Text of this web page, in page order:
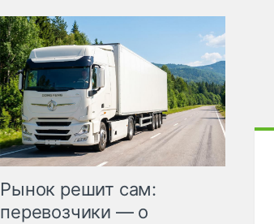
Рынок решит сам:
перевозчики — о